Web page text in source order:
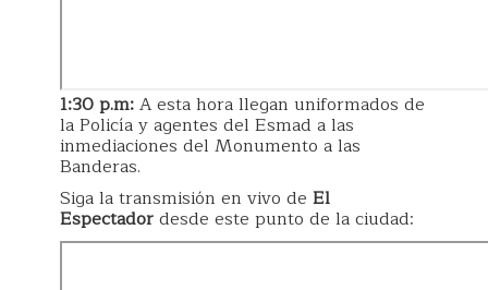
1:30 p.m:A esta hora llegan uniformados de
la Policía y agentes del Esmad a las
inmediaciones del Monumento a las
Banderas.
Siga la transmisión en vivo de El
Espectadordesde este punto de la ciudad: